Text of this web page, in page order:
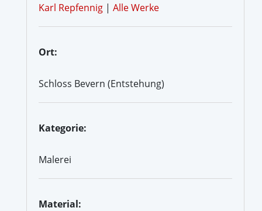
Karl Repfennig | Alle Werke
Ort:
Schloss Bevern (Entstehung)
Kategorie:
Malerei
Material: